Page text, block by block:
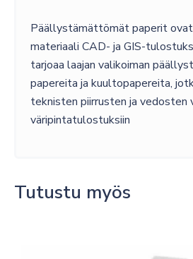
Päällystämättömät paperit
materiaali CAD- ja GIS-
tarjoaa laajan valikoiman
papereita ja kuultopapereita,
teknisten piirrusten ja vedosten
väripintatulostuksiin
Tutustu myös